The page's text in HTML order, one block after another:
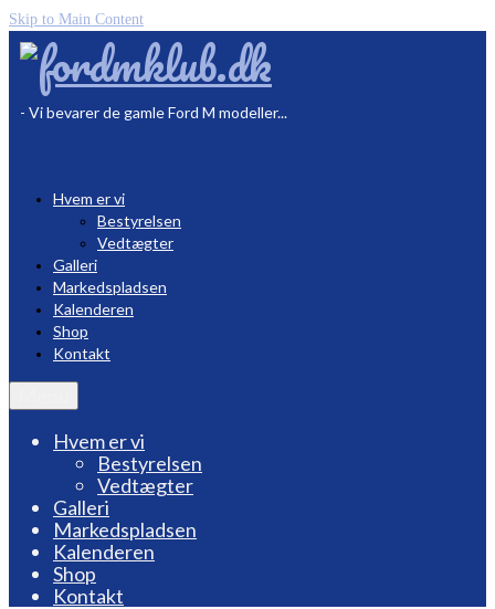
Skip to Main Content
- Vi bevarer de gamle Ford M modeller...
Hvem er vi
Bestyrelsen
Vedtægter
Galleri
Markedspladsen
Kalenderen
Shop
Kontakt
Hvem er vi
Bestyrelsen
Vedtægter
Galleri
Markedspladsen
Kalenderen
Shop
Kontakt